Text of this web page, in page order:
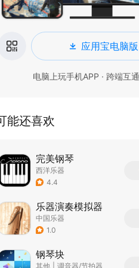
应用宝电脑版
电脑上玩手机APP · 跨端互通
能还喜欢
完美钢琴
西洋乐器
4.4
乐器演奏模拟器
中国乐器
1.0
钢琴块
其他 调音器/节拍器